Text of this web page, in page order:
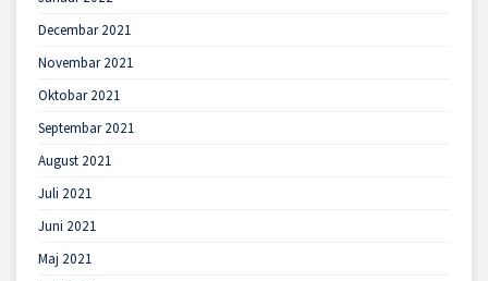
Decembar 2021
Novembar 2021
Oktobar 2021
Septembar 2021
August 2021
Juli 2021
Juni 2021
Maj 2021